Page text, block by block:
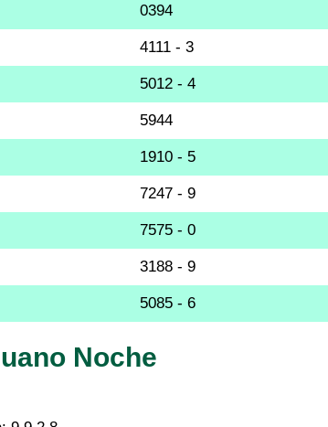
0394
4111 - 3
5012 - 4
5944
1910 - 5
7247 - 9
7575 - 0
3188 - 9
5085 - 6
Noche